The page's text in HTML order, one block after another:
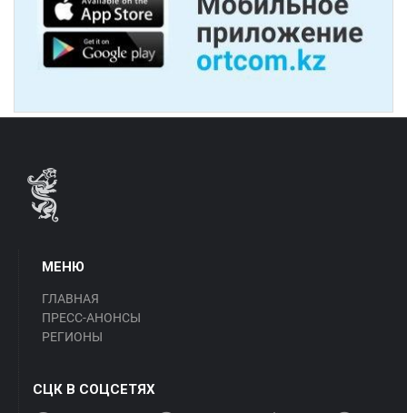
МЕНЮ
ГЛАВНАЯ
ПРЕСС-АНОНСЫ
РЕГИОНЫ
СЦК В СОЦСЕТЯХ